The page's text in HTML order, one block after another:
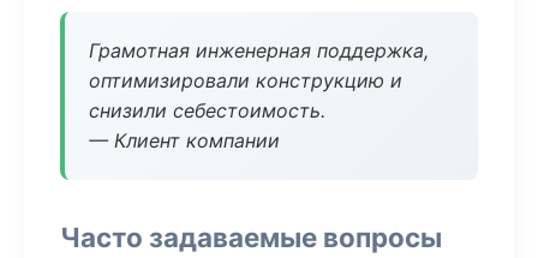
Грамотная инженерная поддержка,
оптимизировали конструкцию и
снизили себестоимость.
— Клиент компании
Часто задаваемые вопросы